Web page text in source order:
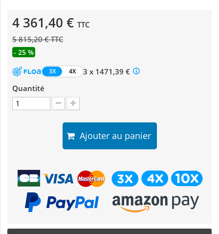
4 361,40 € TTC
5 815,20 € TTC
- 25 %
3X 4X
3 x 1471,39 €
Quantité
Ajouter au panier